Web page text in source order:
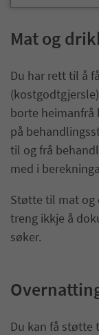
Mat og
Du har rett til å
borte heimanfrå
på
til og frå
med i
Støtte til mat og
treng ikkje å
søker.
Du kan få støtte